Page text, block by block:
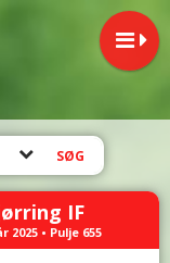
IF
2025 • Pulje 655